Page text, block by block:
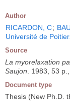
Author
RICARDON, C;
Université de
Source
La myorelaxation
Saujon . 1983, 53
Document type
Thesis (New Ph.D.